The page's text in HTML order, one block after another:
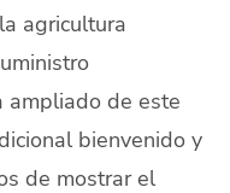
agricultura
ampliado de este
bienvenido y
de mostrar el